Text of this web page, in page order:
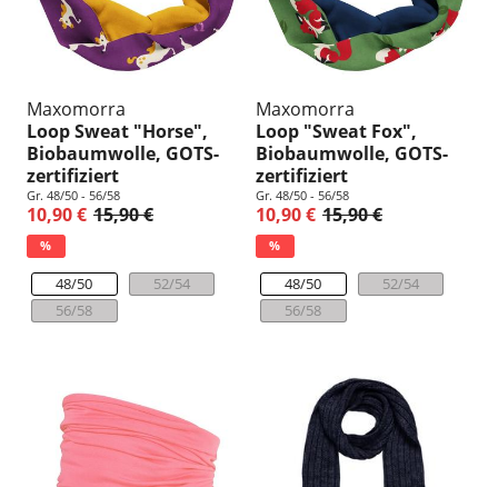
Maxomorra
Loop Sweat "Horse",
Biobaumwolle, GOTS-
zertifiziert
Gr. 48/50 - 56/58
10,90 € 15,90 €
%
48/50
52/54
56/58
Maxomorra
Loop "Sweat Fox",
Biobaumwolle, GOTS-
zertifiziert
Gr. 48/50 - 56/58
10,90 € 15,90 €
%
48/50
52/54
56/58